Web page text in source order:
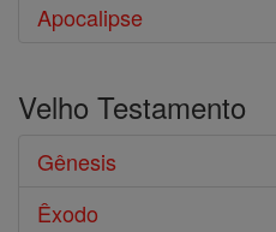
Apocalipse
Velho Testamento
Gênesis
Êxodo